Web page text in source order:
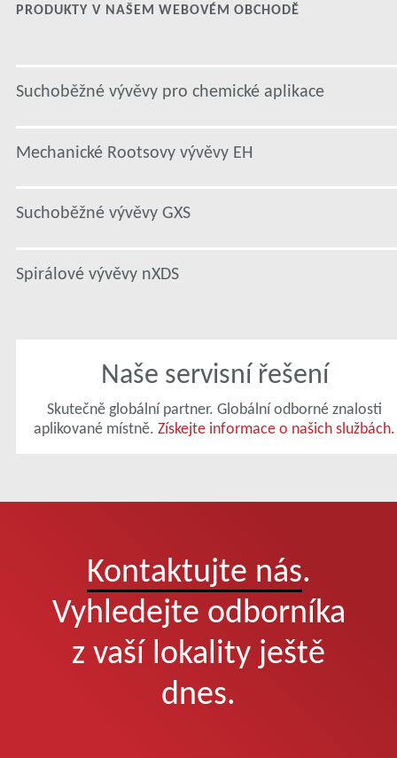
PRODUKTY V NAŠEM WEBOVÉM OBCHODĚ
Suchoběžné vývěvy pro chemické aplikace
Mechanické Rootsovy vývěvy EH
Suchoběžné vývěvy GXS
Spirálové vývěvy nXDS
Naše servisní řešení
Skutečně globální partner. Globální odborné znalosti
aplikované místně. Získejte informace o našich službách.
Kontaktujte nás.
Vyhledejte odborníka
z vaší lokality ještě
dnes.